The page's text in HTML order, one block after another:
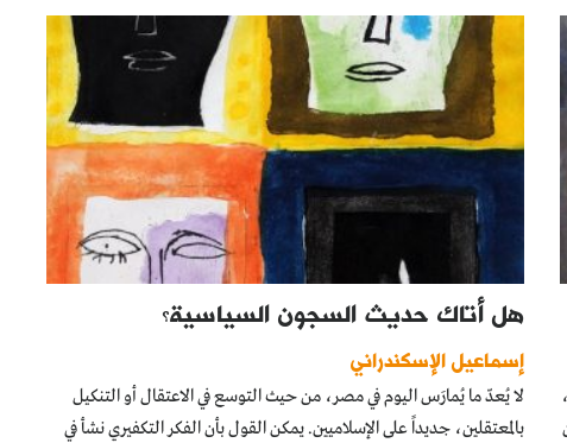
هل أتاك حديث السجون السياسية؟
إسماعيل الإسكندراني
لا يُعدّ ما يُمارَس اليوم في مصر، من حيث التوسع في الاعتقال أو التنكيل
بالمعتقلين، جديداً على الإسلاميين. يمكن القول بأن الفكر التكفيري نشأ في